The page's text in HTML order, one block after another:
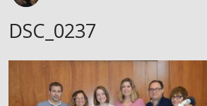
DSC_0237